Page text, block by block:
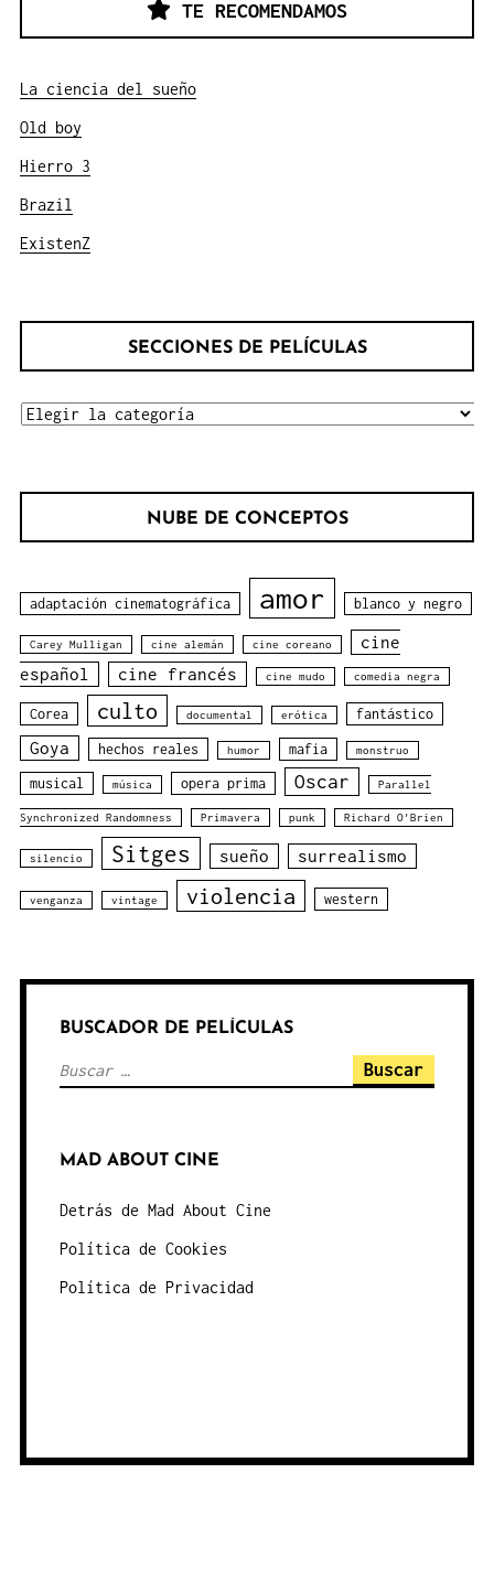
TE RECOMENDAMOS
La ciencia del sueño
Old boy
Hierro 3
Brazil
ExistenZ
SECCIONES DE PELÍCULAS
SECCIONES
NUBE DE CONCEPTOS
adaptación cinematográfica amor blanco y negro
Carey Mulligan cine alemán cine coreano
cine
español
cine francés cine mudo comedia negra
Corea culto documental erótica fantástico
Goya hechos reales humor mafia monstruo
musical música opera prima Oscar Parallel
Synchronized Randomness Primavera punk Richard O'Brien
silencio Sitges sueño surrealismo
venganza vintage violencia western
BUSCADOR DE PELÍCULAS
Buscar:
MAD ABOUT CINE
Detrás de Mad About Cine
Política de Cookies
Política de Privacidad